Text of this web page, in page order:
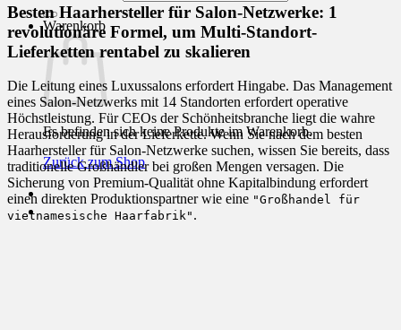
Warenkorb
Es befinden sich keine Produkte im Warenkorb.
Zurück zum Shop
Besten Haarhersteller für Salon-Netzwerke: 1
revolutionäre Formel, um Multi-Standort-
Lieferketten rentabel zu skalieren
Die Leitung eines Luxussalons erfordert Hingabe. Das Management
eines Salon-Netzwerks mit 14 Standorten erfordert operative
Höchstleistung. Für CEOs der Schönheitsbranche liegt die wahre
Herausforderung in der Lieferkette. Wenn Sie nach dem besten
Haarhersteller für Salon-Netzwerke suchen, wissen Sie bereits, dass
traditionelle Großhändler bei großen Mengen versagen. Die
Sicherung von Premium-Qualität ohne Kapitalbindung erfordert
einen direkten Produktionspartner wie eine "Großhandel für
vietnamesische Haarfabrik" .